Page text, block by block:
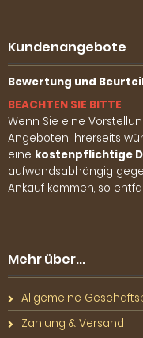
Kundenangebote
Bewertung und
BEACHTEN SIE BITTE
Wenn Sie eine
Angeboten Ihrerseits
eine kostenpflichtige
aufwandsabhängig
Ankauf kommen, so
Mehr über...
Allgemeine
Zahlung & Versand